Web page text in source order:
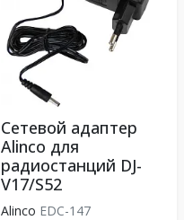
Сетевой адаптер
Alinco для
радиостанций DJ-
V17/S52
Alinco EDC-147